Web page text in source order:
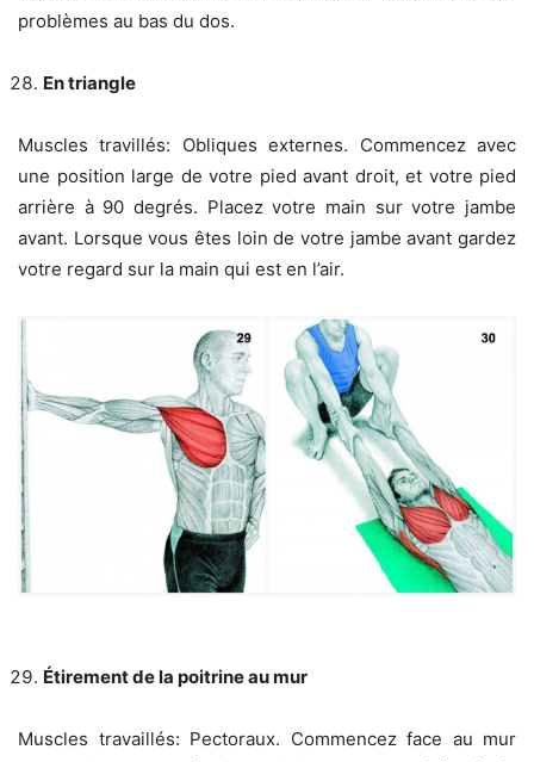
problèmes au bas du dos.
En triangle
Muscles travillés: Obliques externes. Commencez avec
une position large de votre pied avant droit, et votre pied
arrière à 90 degrés. Placez votre main sur votre jambe
avant. Lorsque vous êtes loin de votre jambe avant gardez
votre regard sur la main qui est en l’air.
Étirement de la poitrine au mur
Muscles travaillés: Pectoraux. Commencez face au mur